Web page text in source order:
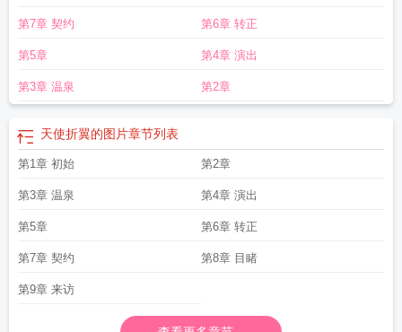
第7章 契约 第6章 转正
第5章 第4章 演出
第3章 温泉 第2章
天使折翼的图片章节列表
第1章 初始 第2章
第3章 温泉 第4章 演出
第5章 第6章 转正
第7章 契约 第8章 目睹
第9章 来访